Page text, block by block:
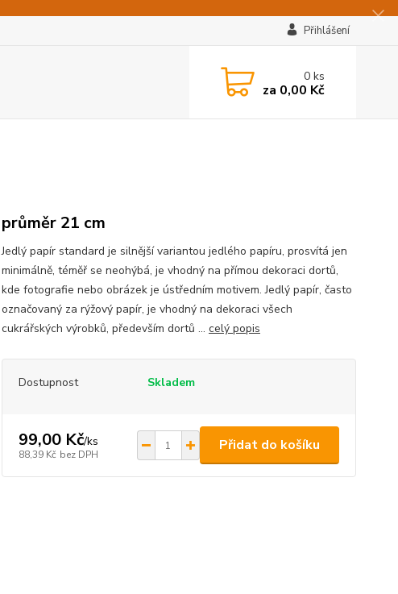
Přihlášení
0ks
za 0,00 Kč
průměr 21 cm
Jedlý papír standard je silnější variantou jedlého papíru, prosvítá jen
minimálně, téměř se neohýbá, je vhodný na přímou dekoraci dortů,
kde fotografie nebo obrázek je ústředním motivem. Jedlý papír, často
označovaný za rýžový papír, je vhodný na dekoraci všech
cukrářských výrobků, především dortů ... celý popis
Dostupnost Skladem
99,00 Kč/ks
88,39 Kč bez DPH
Přidat do košíku